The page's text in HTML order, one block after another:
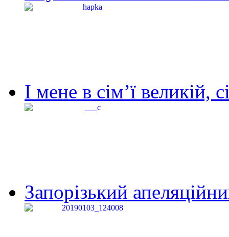
І мене в сім’ї великій,
Запорізький